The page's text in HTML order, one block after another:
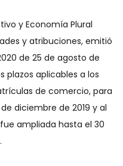
y Economía Plural
y atribuciones, emitió
de 25 de agosto de
plazos aplicables a los
de comercio, para
diciembre de 2019 y al
ampliada hasta el 30